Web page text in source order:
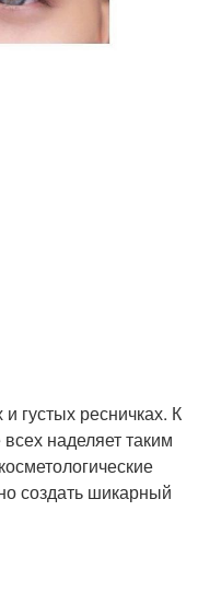
густых ресничках. К
наделяет таким
создать шикарный